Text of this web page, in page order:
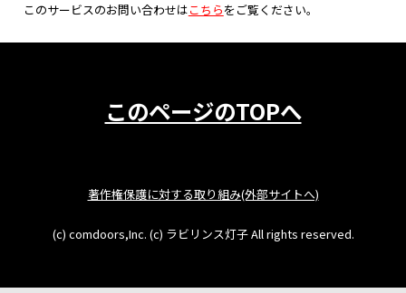
このサービスのお問い合わせはこちらをご覧ください。
このページのTOPへ
著作権保護に対する取り組み(外部サイトへ)
(c) comdoors,Inc. (c) ラビリンス灯子 All rights reserved.